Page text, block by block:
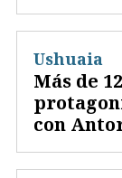
Más de
con
Ushuaia